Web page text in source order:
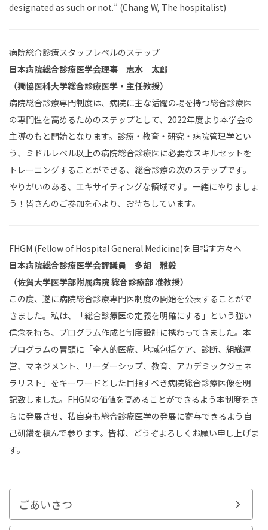
designated as such or not.” (Chang W, The hospitalist)
病院総合診療スタッフレベルのステップ
日本病院総合診療医学会理事 志水 太郎
（獨協医科大学総合診療医学・主任教授）
病院総合診療専門制度は、病院に主な活躍の場を持つ総合診療医
の専門性を高めるためのステップとして、2022年度より本学会の
主導のもと開始となります。診療・教育・研究・病院管理学とい
う、ミドルレベル以上の病院総合診療医に必要なスキルセットを
トレーニングすることができる、総合診療の次のステップです。
やりがいのある、エキサイティングな領域です。一緒にやりましょ
う！皆さんのご参加を心より、お待ちしています。
FHGM (Fellow of Hospital General Medicine)を目指す方々へ
日本病院総合診療医学会評議員 多胡 雅毅
（佐賀大学医学部附属病院 総合診療部 准教授）
この度、遂に病院総合診療専門医制度の開始を公表することがで
きました。私は、「総合診療医の定義を明確にする」という強い
信念を持ち、プログラム作成と制度設計に携わってきました。本
プログラムの冒頭に「全人的医療、地域包括ケア、診断、組織運
営、マネジメント、リーダーシップ、教育、アカデミックジェネ
ラリスト」をキーワードとした目指すべき病院総合診療医像を明
記致しました。FHGMの価値を高めることができるよう本制度をさ
らに発展させ、私自身も総合診療医学の発展に寄与できるよう自
己研鑽を積んで参ります。皆様、どうぞよろしくお願い申し上げま
す。
ごあいさつ